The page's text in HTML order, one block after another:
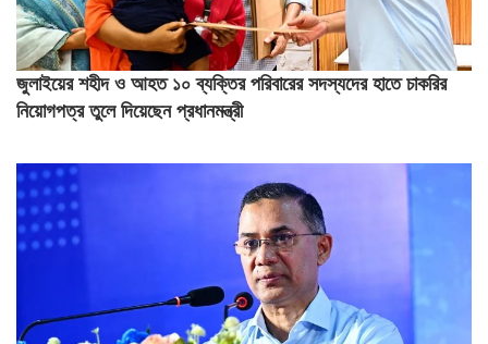
জুলাইয়ের শহীদ ও আহত ১০ ব্যক্তির পরিবারের সদস্যদের হাতে চাকরির
নিয়োগপত্র তুলে দিয়েছেন প্রধানমন্ত্রী